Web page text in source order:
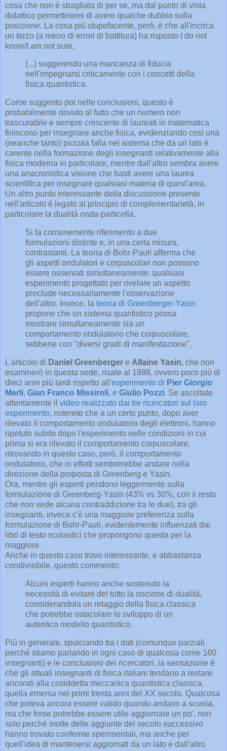
cosa che non è sbagliata di per se, ma dal punto di vista
didattico permettetemi di avere qualche dubbio sulla
posizione. La cosa più stupefacente, però, è che all'incirca
un terzo (a meno di errori di battitura) ha risposto
I do not
know/I am not sure,
(...) suggerendo una mancanza di fiducia
nell'impegnarsi criticamente con i concetti della
fisica quantistica.
Come suggerito poi nelle conclusioni, questo è
probabilmente dovuto al fatto che un numero non
trascurabile e sempre crescente di laureati in matematica
finiscono per insegnare anche fisica, evidenziando così una
(neanche tanto) piccola falla nel sistema che da un lato è
carente nella formazione degli insegnanti relativamente alla
fisica moderna in particolare, mentre dall'altro sembra avere
una anacronistica visione che basti avere una laurea
scientifica per insegnare qualsiasi materia di quest'area.
Un altro punto interessante della discussione presente
nell'articolo è legato al principio di complementarietà, in
particolare la dualità onda-particella.
Si fa comunemente riferimento a due
formulazioni distinte e, in una certa misura,
contrastanti. La teoria di Bohr-Pauli afferma che
gli aspetti ondulatori e corpuscolari non possono
essere osservati simultaneamente; qualsiasi
esperimento progettato per rivelare un aspetto
preclude necessariamente l'osservazione
dell'altro. Invece, la teoria di Greenberger-Yasin
propone che un sistema quantistico possa
mostrare simultaneamente sia un
comportamento ondulatorio che corpuscolare,
sebbene con "diversi gradi di manifestazione".
L'articolo di Daniel Greenberger e Allaine Yasin, che non
esaminerò in questa sede, risale al 1988, ovvero poco più di
dieci anni più tardi rispetto all'esperimento di Pier Giorgio
Merli, Gian Franco Missiroli, e Giulio Pozzi. Se ascoltate
attentamente il video realizzato dai tre ricercatori sul loro
esperimento, noterete che a un certo punto, dopo aver
rilevato il comportamento ondulatorio degli elettroni, hanno
ripetuto subito dopo l'esperimento nelle condizioni in cui
prima si era rilevato il comportamento corpuscolare,
ritrovando in questo caso, però, il comportamento
ondulatorio, che in effetti sembrerebbe andare nella
direzione della proposta di Greenberg e Yasin.
Ora, mentre gli esperti pendono leggermente sulla
formulazione di Greenberg-Yasin (43% vs 30%, con il resto
che non vede alcuna contraddizione tra le due), tra gli
insegnanti, invece c'è una maggiore preferenza sulla
formulazione di Bohr-Pauli, evidentemente influenzati dai
libri di testo scolastici che propongono questa per la
maggiore.
Anche in questo caso trovo interessante, e abbastanza
condivisibile, questo commento:
Alcuni esperti hanno anche sostenuto la
necessità di evitare del tutto la nozione di dualità,
considerandola un retaggio della fisica classica
che potrebbe ostacolare lo sviluppo di un
autentico modello quantistico.
Più in generale, spulciando tra i dati (comunque parziali
perché stiamo parlando in ogni caso di qualcosa come 160
insegnanti) e le conclusioni dei ricercatori, la sensazione è
che gli attuali insegnanti di fisica italiani tendano a restare
ancorati alla cosiddetta meccanica quantistica classica,
quella emersa nei primi trenta anni del XX secolo. Qualcosa
che poteva ancora essere valido quando andavo a scuola,
ma che forse potrebbe essere utile aggiornare un po', non
solo perché molte delle aggiunte del secolo successivo
hanno trovato conferme sperimentali, ma anche per
quell'idea di mantenersi aggiornati da un lato e dall'altro